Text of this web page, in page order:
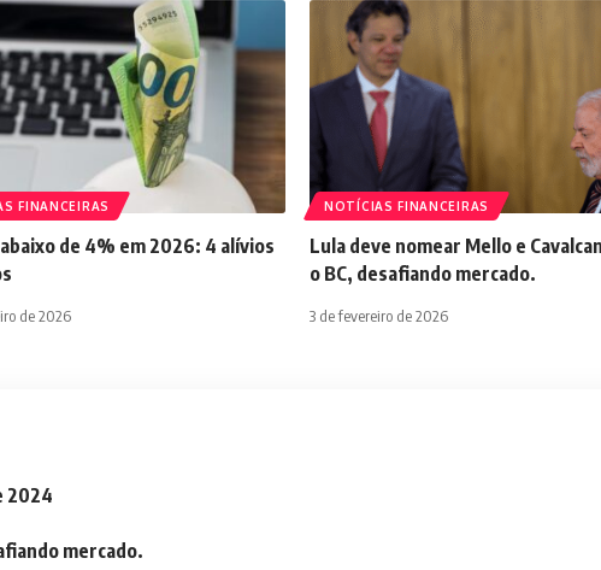
FINANCEIRAS
de 4% em 2026: 4 alívios
de 2026
NOTÍCIAS FINANCEIRAS
Lula deve nomear Mello e
o BC, desafiando mercado.
3 de fevereiro de 2026
2024
mercado.